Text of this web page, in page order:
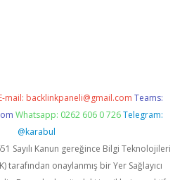
mail: backlinkpaneli@gmail.com Teams:
Whatsapp: 0262 606 0 726 Telegram:
@karabul
Sayılı Kanun gereğince Bilgi Teknolojileri
tarafından onaylanmış bir Yer Sağlayıcı